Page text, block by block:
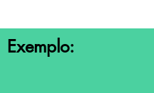
Exemplo: